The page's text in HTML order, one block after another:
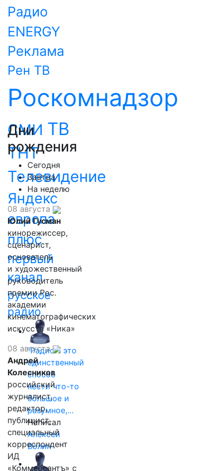
Радио
ENERGY
Реклама
Рен ТВ
Роскомнадзор
СМИ ТВ
ТНТ
Телевидение
Яндекс
европа
плюс
первый
канал
русское
радио
"Радио - это
единственный
способ
нести что-то
большое и
разумное,…
Написал
Алексей
Волин
Дни
рождения
Сегодня
Завтра
На неделю
08 августа
Юлий Гусман
кинорежиссер,
сценарист,
основатель
и художественный
руководитель
премии Рос.
академии
кинематографических
искусств «Ника»
08 августа
Андрей
Колесников
российский
журналист,
редактор,
публицист,
специальный
корреспондент
ИД
«Коммерсантъ» с